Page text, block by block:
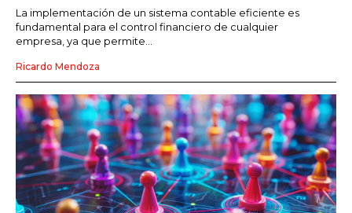
La implementación de un sistema contable eficiente es
fundamental para el control financiero de cualquier
empresa, ya que permite...
Ricardo Mendoza